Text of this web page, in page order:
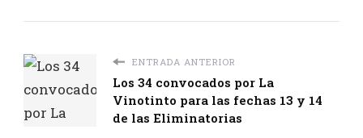
ENTRADA ANTERIOR
Los 34 convocados por La
Vinotinto para las fechas 13 y 14
de las Eliminatorias